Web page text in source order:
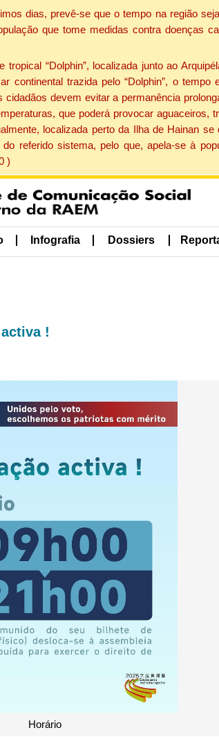
dias, prevê-se que o tempo na região
que tome medidas contra doenças
“Dolphin”, localizada junto ao
continental trazida pelo “Dolphin”, o
devem evitar a permanência
que poderá provocar
localizada perto da Ilha de Hainan
referido sistema, pelo que, apela-se à
)
Infografia Dossiers
!
Confirmar a Assembleia do voto